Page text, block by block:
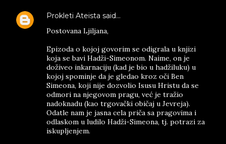
Prokleti Ateista said…
Postovana Ljiljana,
Epizоda o kojoj govorim se odigrala u knjizi
koja se bavi Hadži-Simeonom. Naime, on je
doživeo inkarnaciju (kad je bio u hadžiluku) u
kojoj spominje da je gledao kroz oči Ben
Simeona, koji nije dozvolio Isusu Hristu da se
odmori na njegovom pragu, već je tražio
nadoknadu (kao trgovački običaj u Jevreja).
Odatle nam je jasna cela priča sa pragovima i
odlaskom u ludilo Hadži-Simeona, tj. potrazi za
iskupljenjem.